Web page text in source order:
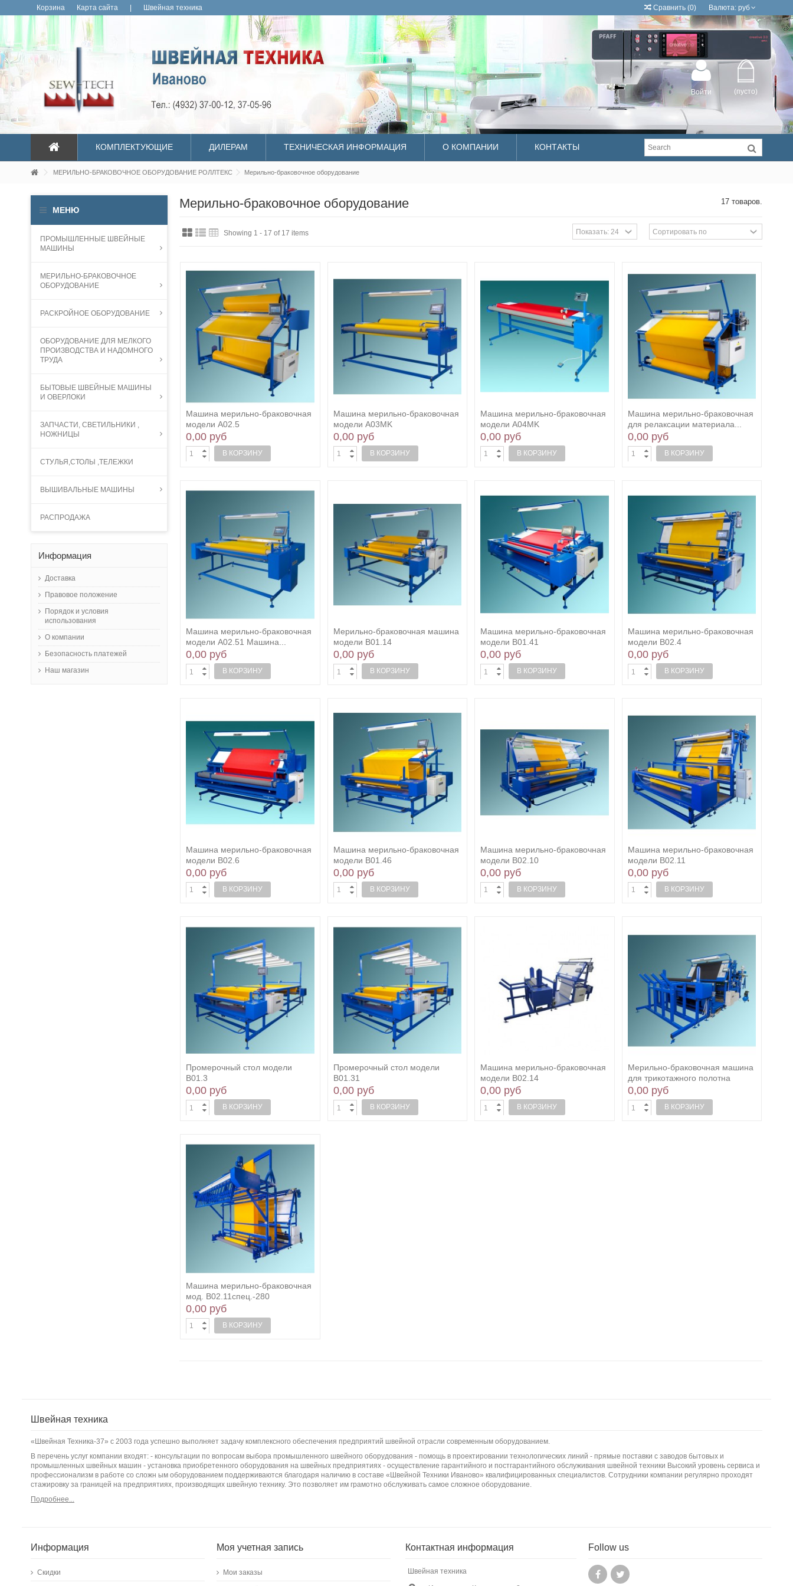
Валюта: руб
Корзина Карта сайта Швейная техника Сравнить (0)
(пусто)
Войти
КОМПЛЕКТУЮЩИЕ ДИЛЕРАМ ТЕХНИЧЕСКАЯ ИНФОРМАЦИЯ О КОМПАНИИ КОНТАКТЫ
МЕРИЛЬНО-БРАКОВОЧНОЕ ОБОРУДОВАНИЕ РОЛЛТЕКС Мерильно-браковочное оборудование
Мерильно-браковочное оборудование 17 товаров.
Showing 1 - 17 of 17 items
Машина мерильно-браковочная
модели А02.5
0,00 руб
В КОРЗИНУ
Машина мерильно-браковочная
модели А03MK
0,00 руб
В КОРЗИНУ
Машина мерильно-браковочная
модели A04MK
0,00 руб
В КОРЗИНУ
Машина мерильно-браковочная
для релаксации материала...
0,00 руб
В КОРЗИНУ
Машина мерильно-браковочная
модели А02.51 Машина...
0,00 руб
В КОРЗИНУ
Мерильно-браковочная машина
модели В01.14
0,00 руб
В КОРЗИНУ
Машина мерильно-браковочная
модели В01.41
0,00 руб
В КОРЗИНУ
Машина мерильно-браковочная
модели В02.4
0,00 руб
В КОРЗИНУ
Машина мерильно-браковочная
модели В02.6
0,00 руб
В КОРЗИНУ
Машина мерильно-браковочная
модели В01.46
0,00 руб
В КОРЗИНУ
Машина мерильно-браковочная
модели В02.10
0,00 руб
В КОРЗИНУ
Машина мерильно-браковочная
модели В02.11
0,00 руб
В КОРЗИНУ
Промерочный стол модели
В01.3
0,00 руб
В КОРЗИНУ
Промерочный стол модели
В01.31
0,00 руб
В КОРЗИНУ
Машина мерильно-браковочная
модели В02.14
0,00 руб
В КОРЗИНУ
Мерильно-браковочная машина
для трикотажного полотна
мод....
0,00 руб
В КОРЗИНУ
Машина мерильно-браковочная
мод. В02.11спец.-280
0,00 руб
В КОРЗИНУ
МЕНЮ
ПРОМЫШЛЕННЫЕ ШВЕЙНЫЕ
МАШИНЫ
МЕРИЛЬНО-БРАКОВОЧНОЕ
ОБОРУДОВАНИЕ
РАСКРОЙНОЕ ОБОРУДОВАНИЕ
ОБОРУДОВАНИЕ ДЛЯ МЕЛКОГО
ПРОИЗВОДСТВА И НАДОМНОГО
ТРУДА
БЫТОВЫЕ ШВЕЙНЫЕ МАШИНЫ
И ОВЕРЛОКИ
ЗАПЧАСТИ, СВЕТИЛЬНИКИ ,
НОЖНИЦЫ
СТУЛЬЯ,СТОЛЫ ,ТЕЛЕЖКИ
ВЫШИВАЛЬНЫЕ МАШИНЫ
РАСПРОДАЖА
Информация
Доставка
Правовое положение
Порядок и условия
использования
О компании
Безопасность платежей
Наш магазин
Швейная техника
«Швейная Техника-37» с 2003 года успешно выполняет задачу комплексного обеспечения предприятий швейной отрасли современным оборудованием.
В перечень услуг компании входят: - консультации по вопросам выбора промышленного швейного оборудования - помощь в проектировании технологических линий - прямые поставки с заводов бытовых и
промышленных швейных машин - установка приобретенного оборудования на швейных предприятиях - осуществление гарантийного и постгарантийного обслуживания швейной техники Высокий уровень сервиса и
профессионализм в работе со сложн ым оборудованием поддерживаются благодаря наличию в составе «Швейной Техники Иваново» квалифицированных специалистов. Сотрудники компании регулярно проходят
стажировку за границей на предприятиях, производящих швейную технику. Это позволяет им грамотно обслуживать самое сложное оборудование.
Подробнее...
Информация
Скидки
Моя учетная запись
Мои заказы
Контактная информация
Швейная техника
Follow us